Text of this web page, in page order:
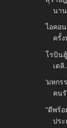
นา
ไอคอ
ครั้ง
โรบิน
เดลิ
‘มหก
คนรั
“ดีพร้
ประ